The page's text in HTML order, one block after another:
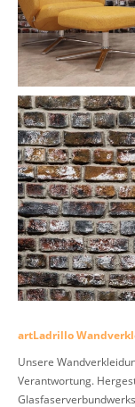
artLadrillo
Unsere
Verantwortung.